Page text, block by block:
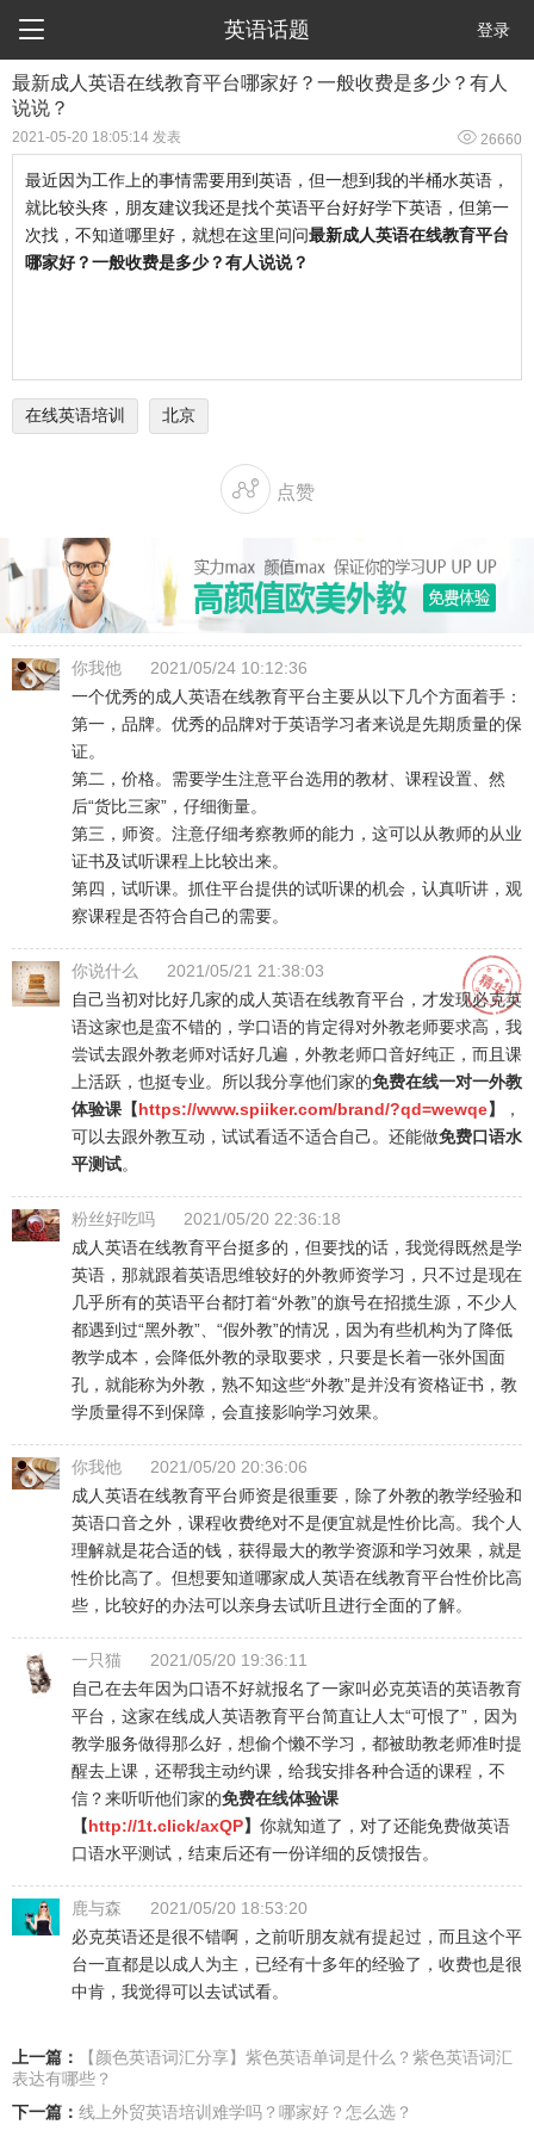
 英语话题 登录
最新成人英语在线教育平台哪家好？一般收费是多少？有人
说说？
2021-05-20 18:05:14 发表  26660
最近因为工作上的事情需要用到英语，但一想到我的半桶水英语，
就比较头疼，朋友建议我还是找个英语平台好好学下英语，但第一
次找，不知道哪里好，就想在这里问问最新成人英语在线教育平台
哪家好？一般收费是多少？有人说说？
在线英语培训 北京
 点赞
你我他
2021/05/24 10:12:36
一个优秀的成人英语在线教育平台主要从以下几个方面着手：
第一，品牌。优秀的品牌对于英语学习者来说是先期质量的保
证。
第二，价格。需要学生注意平台选用的教材、课程设置、然
后“货比三家”，仔细衡量。
第三，师资。注意仔细考察教师的能力，这可以从教师的从业
证书及试听课程上比较出来。
第四，试听课。抓住平台提供的试听课的机会，认真听讲，观
察课程是否符合自己的需要。
你说什么
2021/05/21 21:38:03
自己当初对比好几家的成人英语在线教育平台，才发现必克英
语这家也是蛮不错的，学口语的肯定得对外教老师要求高，我
尝试去跟外教老师对话好几遍，外教老师口音好纯正，而且课
上活跃，也挺专业。所以我分享他们家的免费在线一对一外教
体验课【https://www.spiiker.com/brand/?qd=wewqe】
，
可以去跟外教互动，试试看适不适合自己。还能做免费口语水
平测试。
粉丝好吃吗
2021/05/20 22:36:18
成人英语在线教育平台挺多的，但要找的话，我觉得既然是学
英语，那就跟着英语思维较好的外教师资学习，只不过是现在
几乎所有的英语平台都打着“外教”的旗号在招揽生源，不少人
都遇到过“黑外教”、“假外教”的情况，因为有些机构为了降低
教学成本，会降低外教的录取要求，只要是长着一张外国面
孔，就能称为外教，熟不知这些“外教”是并没有资格证书，教
学质量得不到保障，会直接影响学习效果。
你我他
2021/05/20 20:36:06
成人英语在线教育平台师资是很重要，除了外教的教学经验和
英语口音之外，课程收费绝对不是便宜就是性价比高。我个人
理解就是花合适的钱，获得最大的教学资源和学习效果，就是
性价比高了。但想要知道哪家成人英语在线教育平台性价比高
些，比较好的办法可以亲身去试听且进行全面的了解。
一只猫
2021/05/20 19:36:11
自己在去年因为口语不好就报名了一家叫必克英语的英语教育
平台，这家在线成人英语教育平台简直让人太“可恨了”，因为
教学服务做得那么好，想偷个懒不学习，都被助教老师准时提
醒去上课，还帮我主动约课，给我安排各种合适的课程，不
信？来听听他们家的免费在线体验课
【http://1t.click/axQP】 你就知道了，对了还能免费做英语
口语水平测试，结束后还有一份详细的反馈报告。
鹿与森
2021/05/20 18:53:20
必克英语还是很不错啊，之前听朋友就有提起过，而且这个平
台一直都是以成人为主，已经有十多年的经验了，收费也是很
中肯，我觉得可以去试试看。
上一篇：
【颜色英语词汇分享】紫色英语单词是什么？紫色英语词汇
表达有哪些？
下一篇： 线上外贸英语培训难学吗？哪家好？怎么选？